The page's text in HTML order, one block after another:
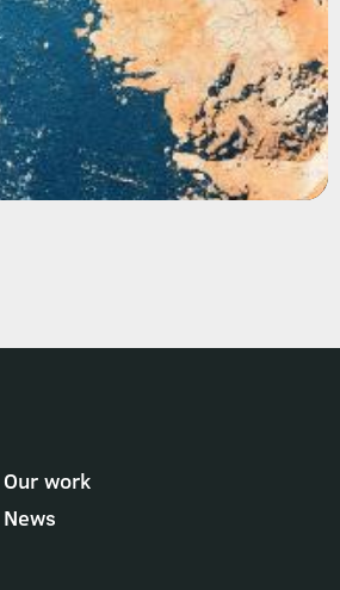
Our work
News